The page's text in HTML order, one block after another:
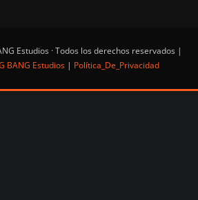
Estudios · Todos los derechos reservados |
BANG Estudios | Política_De_Privacidad